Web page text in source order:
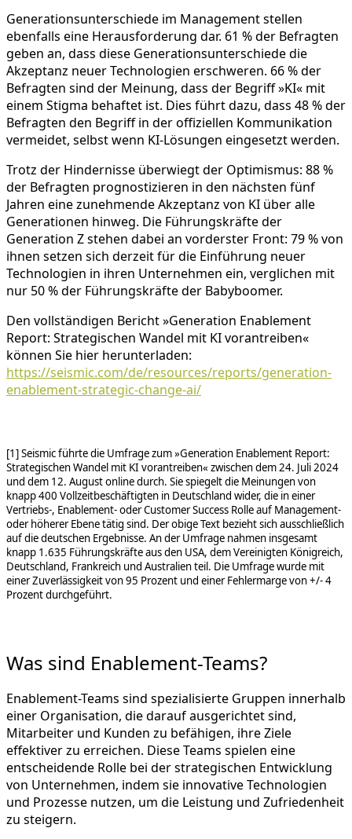
Generationsunterschiede im Management stellen
ebenfalls eine Herausforderung dar. 61 % der Befragten
geben an, dass diese Generationsunterschiede die
Akzeptanz neuer Technologien erschweren. 66 % der
Befragten sind der Meinung, dass der Begriff »KI« mit
einem Stigma behaftet ist. Dies führt dazu, dass 48 % der
Befragten den Begriff in der offiziellen Kommunikation
vermeidet, selbst wenn KI-Lösungen eingesetzt werden.
Trotz der Hindernisse überwiegt der Optimismus: 88 %
der Befragten prognostizieren in den nächsten fünf
Jahren eine zunehmende Akzeptanz von KI über alle
Generationen hinweg. Die Führungskräfte der
Generation Z stehen dabei an vorderster Front: 79 % von
ihnen setzen sich derzeit für die Einführung neuer
Technologien in ihren Unternehmen ein, verglichen mit
nur 50 % der Führungskräfte der Babyboomer.
Den vollständigen Bericht »Generation Enablement
Report: Strategischen Wandel mit KI vorantreiben«
können Sie hier herunterladen:
https://seismic.com/de/resources/reports/generation-
enablement-strategic-change-ai/
[1] Seismic führte die Umfrage zum »Generation Enablement Report:
Strategischen Wandel mit KI vorantreiben« zwischen dem 24. Juli 2024
und dem 12. August online durch. Sie spiegelt die Meinungen von
knapp 400 Vollzeitbeschäftigten in Deutschland wider, die in einer
Vertriebs-, Enablement- oder Customer Success Rolle auf Management-
oder höherer Ebene tätig sind. Der obige Text bezieht sich ausschließlich
auf die deutschen Ergebnisse. An der Umfrage nahmen insgesamt
knapp 1.635 Führungskräfte aus den USA, dem Vereinigten Königreich,
Deutschland, Frankreich und Australien teil. Die Umfrage wurde mit
einer Zuverlässigkeit von 95 Prozent und einer Fehlermarge von +/- 4
Prozent durchgeführt.
Was sind Enablement-Teams?
Enablement-Teams sind spezialisierte Gruppen innerhalb
einer Organisation, die darauf ausgerichtet sind,
Mitarbeiter und Kunden zu befähigen, ihre Ziele
effektiver zu erreichen. Diese Teams spielen eine
entscheidende Rolle bei der strategischen Entwicklung
von Unternehmen, indem sie innovative Technologien
und Prozesse nutzen, um die Leistung und Zufriedenheit
zu steigern.